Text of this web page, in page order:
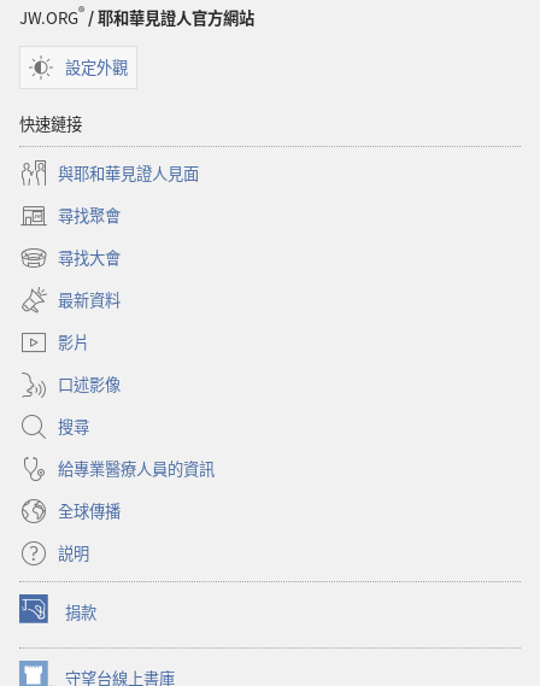
JW.ORG® / 耶和華見證人官方網站
設定外觀
快速鏈接
與耶和華見證人見面
尋找聚會
（開
啟
新
視
窗）
尋找大會
（開
啟
新
視
窗）
最新資料
影片
口述影像
搜尋
給專業醫療人員的資訊
全球傳播
説明
捐款
（開
啟
新
守望台線上書庫